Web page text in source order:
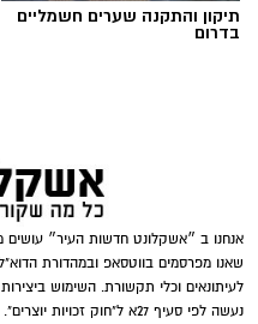
תיקון והתקנה שערים חשמליים
בדרום
אנחנו ב ״אשקלונט חדשות העיר״ עושים
שאנו מפרסמים בווטסאפ ובמהדורת
לעיתונאים וכלי תקשורת. השימוש
נעשה לפי סעיף 27א ל"חוק